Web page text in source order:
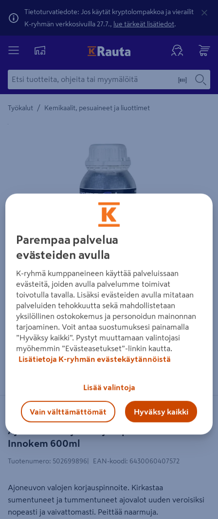
Tietoturvatiedote: Jos käytät kryptolompakkoa ja vierailit
K-ryhmän verkkosivuilla 27.7., lue tärkeät lisätiedot.
Työkalut / Kemikaalit, pesuaineet ja liuottimet
Yksityiskohtainen kuvaus löytyy Tuotteen kuvaus -
Zoomaa kuvaa sormilla kosketusnäytöllä
Ajoneuvovalojen korjauspinnoite
Innokem 600ml
NO BRAND
Tuotenumero: 502699896 EAN-koodi: 6430060407572
Ajoneuvon valojen korjauspinnoite. Kirkastaa
sumentuneet ja tummentuneet ajovalot uuden veroisiksi
nopeasti ja vaivattomasti. Peittää naarmuja.
Parempaa palvelua
evästeiden avulla
K-ryhmä kumppaneineen käyttää palveluissaan
evästeitä, joiden avulla palvelumme toimivat
toivotulla tavalla. Lisäksi evästeiden avulla mitataan
palveluiden tehokkuutta sekä mahdollistetaan
yksilöllinen ostokokemus ja personoidun mainonnan
tarjoaminen. Voit antaa suostumuksesi painamalla
”Hyväksy kaikki”. Pystyt muuttamaan valintojasi
myöhemmin ”Evästeasetukset”-linkin kautta.
Lisätietoja K-ryhmän evästekäytännöistä
Lisää valintoja
Vain välttämättömät Hyväksy kaikki